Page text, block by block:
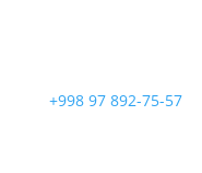
+998 97 892-75-57